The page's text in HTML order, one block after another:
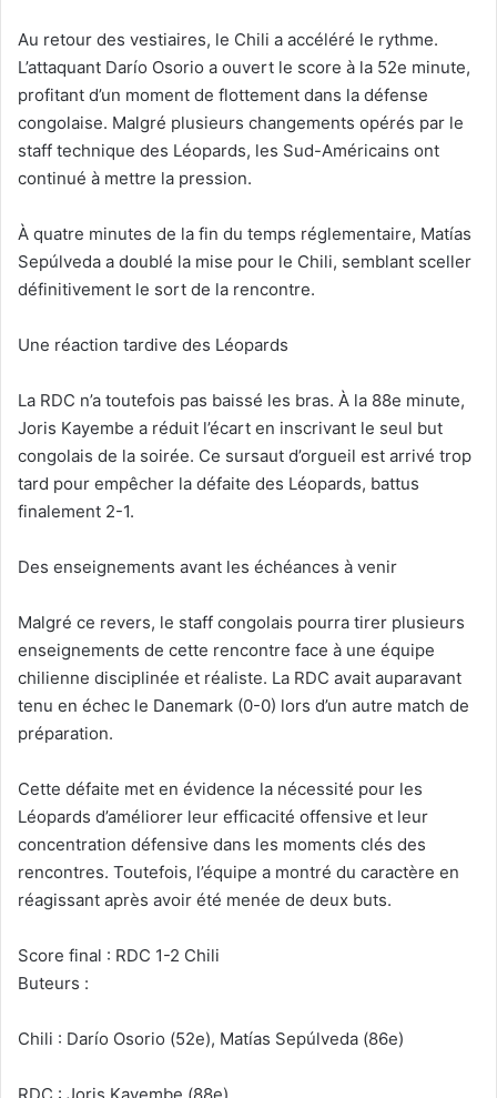
Au retour des vestiaires, le Chili a accéléré le rythme.
L’attaquant Darío Osorio a ouvert le score à la 52e minute,
profitant d’un moment de flottement dans la défense
congolaise. Malgré plusieurs changements opérés par le
staff technique des Léopards, les Sud-Américains ont
continué à mettre la pression.
À quatre minutes de la fin du temps réglementaire, Matías
Sepúlveda a doublé la mise pour le Chili, semblant sceller
définitivement le sort de la rencontre.
Une réaction tardive des Léopards
La RDC n’a toutefois pas baissé les bras. À la 88e minute,
Joris Kayembe a réduit l’écart en inscrivant le seul but
congolais de la soirée. Ce sursaut d’orgueil est arrivé trop
tard pour empêcher la défaite des Léopards, battus
finalement 2-1.
Des enseignements avant les échéances à venir
Malgré ce revers, le staff congolais pourra tirer plusieurs
enseignements de cette rencontre face à une équipe
chilienne disciplinée et réaliste. La RDC avait auparavant
tenu en échec le Danemark (0-0) lors d’un autre match de
préparation.
Cette défaite met en évidence la nécessité pour les
Léopards d’améliorer leur efficacité offensive et leur
concentration défensive dans les moments clés des
rencontres. Toutefois, l’équipe a montré du caractère en
réagissant après avoir été menée de deux buts.
Score final : RDC 1-2 Chili
Buteurs :
Chili : Darío Osorio (52e), Matías Sepúlveda (86e)
RDC : Joris Kayembe (88e)